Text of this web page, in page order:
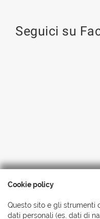
Seguici su
riservati- Leggi
Cookie policy
Questo sito e gli strumenti
dati personali (es. dati di